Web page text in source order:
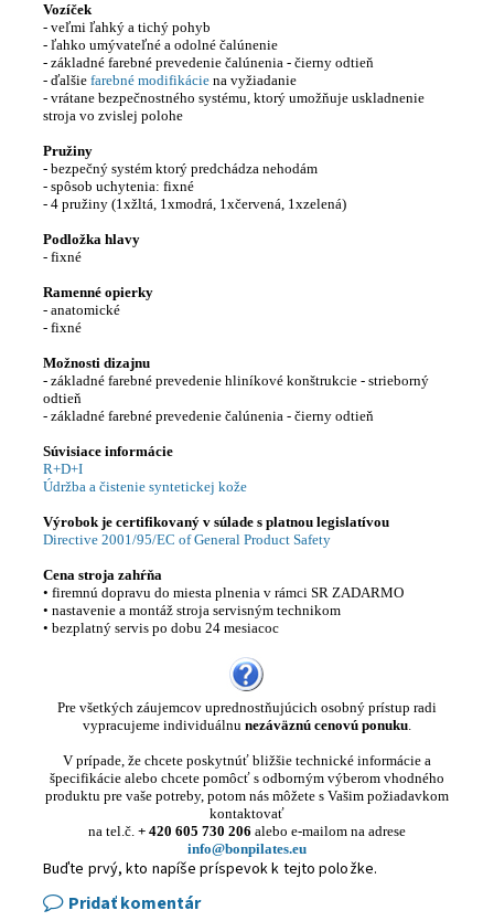
Vozíček
- veľmi ľahký a tichý pohyb
- ľahko umývateľné a odolné čalúnenie
- základné farebné prevedenie čalúnenia - čierny odtieň
- ďalšie farebné modifikácie na vyžiadanie
- vrátane bezpečnostného systému, ktorý umožňuje uskladnenie
stroja vo zvislej polohe
Pružiny
- bezpečný systém ktorý predchádza nehodám
- spôsob uchytenia: fixné
- 4 pružiny (1xžltá, 1xmodrá, 1xčervená, 1xzelená)
Podložka hlavy
- fixné
Ramenné opierky
- anatomické
- fixné
Možnosti dizajnu
- základné farebné prevedenie hliníkové konštrukcie - strieborný
odtieň
- základné farebné prevedenie čalúnenia - čierny odtieň
Súvisiace informácie
R+D+I
Údržba a čistenie syntetickej kože
Výrobok je certifikovaný v súlade s platnou legislatívou
Directive 2001/95/EC of General Product Safety
Cena stroja zahŕňa
• firemnú dopravu do miesta plnenia v rámci SR ZADARMO
• nastavenie a montáž stroja servisným technikom
• bezplatný servis po dobu 24 mesiacoc
Pre všetkých záujemcov uprednostňujúcich osobný prístup radi
vypracujeme individuálnu nezáväznú cenovú ponuku.
V prípade, že chcete poskytnúť bližšie technické informácie a
špecifikácie alebo chcete pomôcť s odborným výberom vhodného
produktu pre vaše potreby, potom nás môžete s Vašim požiadavkom
kontaktovať
na tel.č. + 420 605 730 206 alebo e-mailom na adrese
info@bonpilates.eu
Buďte prvý, kto napíše príspevok k tejto položke.
Pridať komentár